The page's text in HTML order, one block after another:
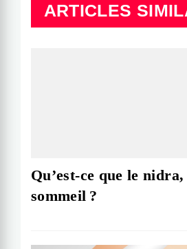
ARTICLES
Qu’est-ce que le
sommeil ?